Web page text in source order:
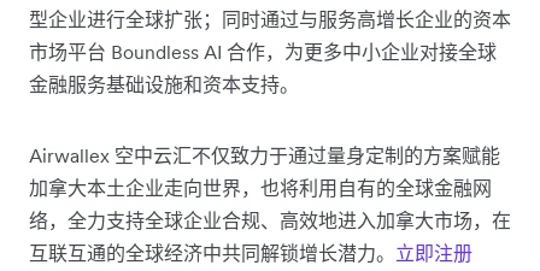
型企业进行全球扩张；同时通过与服务高增长企业的资本
市场平台 Boundless AI 合作，为更多中小企业对接全球
金融服务基础设施和资本支持。
Airwallex 空中云汇不仅致力于通过量身定制的方案赋能
加拿大本土企业走向世界，也将利用自有的全球金融网
络，全力支持全球企业合规、高效地进入加拿大市场，在
互联互通的全球经济中共同解锁增长潜力。 立即注册